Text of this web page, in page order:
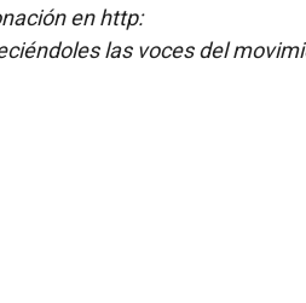
en http:
las voces del